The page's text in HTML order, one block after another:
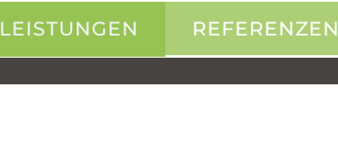
LEISTUNGEN REFERENZEN